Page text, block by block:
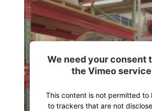
We need your consent
the Vimeo
This content is not permitted to
to trackers that are not